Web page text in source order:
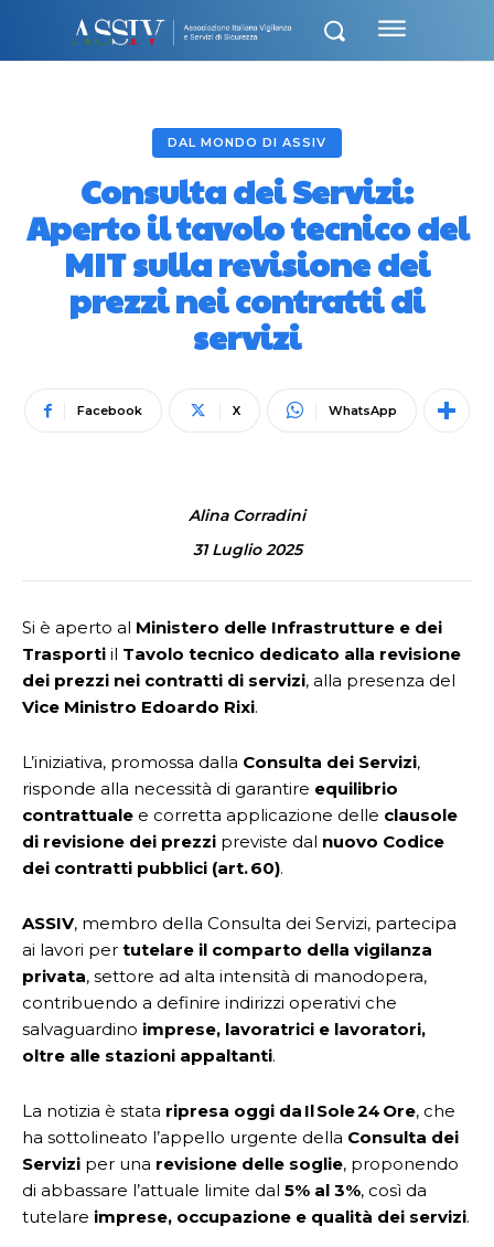
DAL MONDO DI ASSIV
Consulta dei Servizi:
Aperto il tavolo tecnico del
MIT sulla revisione dei
prezzi nei contratti di
servizi
Facebook X WhatsApp
Alina Corradini
31 Luglio 2025
Si è aperto al Ministero delle Infrastrutture e dei
Trasporti il Tavolo tecnico dedicato alla revisione
dei prezzi nei contratti di servizi, alla presenza del
Vice Ministro Edoardo Rixi.
L’iniziativa, promossa dalla Consulta dei Servizi,
risponde alla necessità di garantire equilibrio
contrattuale e corretta applicazione delle clausole
di revisione dei prezzi previste dal nuovo Codice
dei contratti pubblici (art. 60).
ASSIV, membro della Consulta dei Servizi, partecipa
ai lavori per tutelare il comparto della vigilanza
privata, settore ad alta intensità di manodopera,
contribuendo a definire indirizzi operativi che
salvaguardino imprese, lavoratrici e lavoratori,
oltre alle stazioni appaltanti.
La notizia è stata ripresa oggi da Il Sole 24 Ore, che
ha sottolineato l’appello urgente della Consulta dei
Servizi per una revisione delle soglie, proponendo
di abbassare l’attuale limite dal 5% al 3%, così da
tutelare imprese, occupazione e qualità dei servizi.